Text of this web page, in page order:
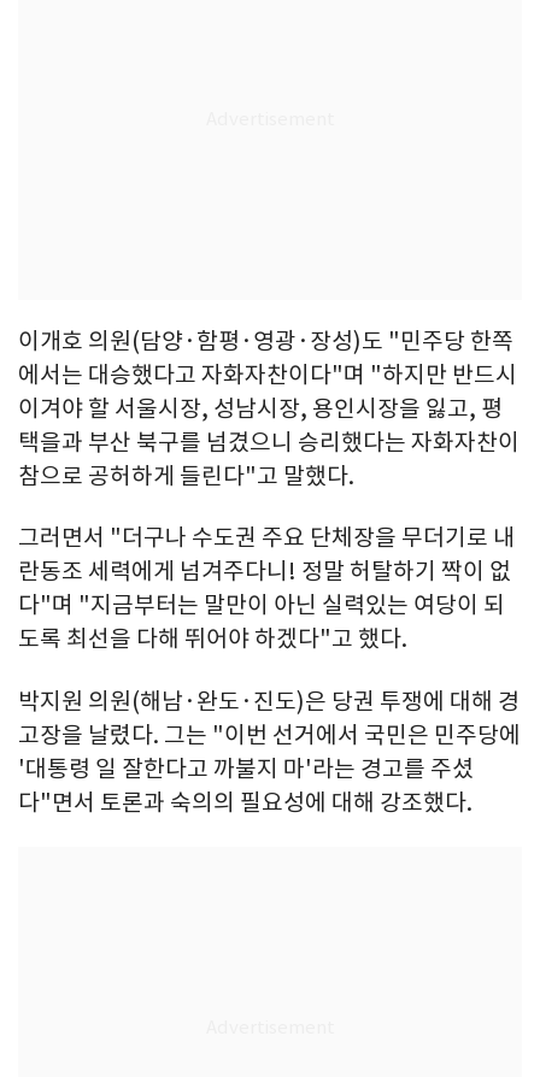
이개호 의원(담양·함평·영광·장성)도 "민주당 한쪽
에서는 대승했다고 자화자찬이다"며 "하지만 반드시
이겨야 할 서울시장, 성남시장, 용인시장을 잃고, 평
택을과 부산 북구를 넘겼으니 승리했다는 자화자찬이
참으로 공허하게 들린다"고 말했다.
그러면서 "더구나 수도권 주요 단체장을 무더기로 내
란동조 세력에게 넘겨주다니! 정말 허탈하기 짝이 없
다"며 "지금부터는 말만이 아닌 실력있는 여당이 되
도록 최선을 다해 뛰어야 하겠다"고 했다.
박지원 의원(해남·완도·진도)은 당권 투쟁에 대해 경
고장을 날렸다. 그는 "이번 선거에서 국민은 민주당에
'대통령 일 잘한다고 까불지 마'라는 경고를 주셨
다"면서 토론과 숙의의 필요성에 대해 강조했다.